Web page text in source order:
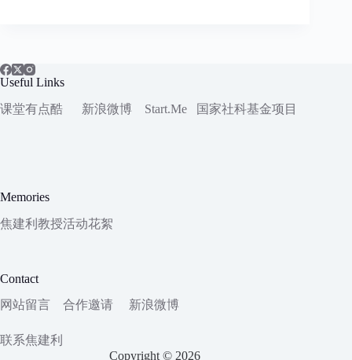
Useful Links
课堂有点酷
新浪微博 Start.Me 国家社科基金项目
Memories
焦建利教授活动花絮
Contact
网站留言
合作邀请 新浪微博
联系焦建利
Copyright © 2026